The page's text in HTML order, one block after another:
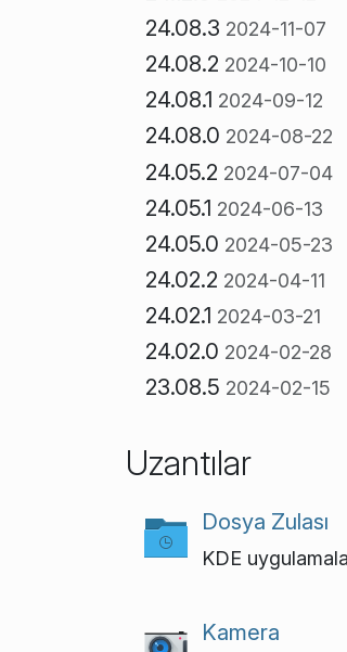
24.08.3 2024-11-07
24.08.2 2024-10-10
24.08.1 2024-09-12
24.08.0 2024-08-22
24.05.2 2024-07-04
24.05.1 2024-06-13
24.05.0 2024-05-23
24.02.2 2024-04-11
24.02.1 2024-03-21
24.02.0 2024-02-28
23.08.5 2024-02-15
Uzantılar
Dosya Zulası
KDE
Kamera